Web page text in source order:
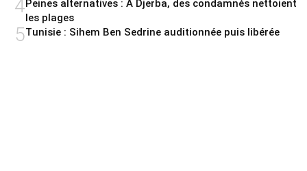
4Peines alternatives : A Djerba, des condamnés nettoient
les plages
5Tunisie : Sihem Ben Sedrine auditionnée puis libérée